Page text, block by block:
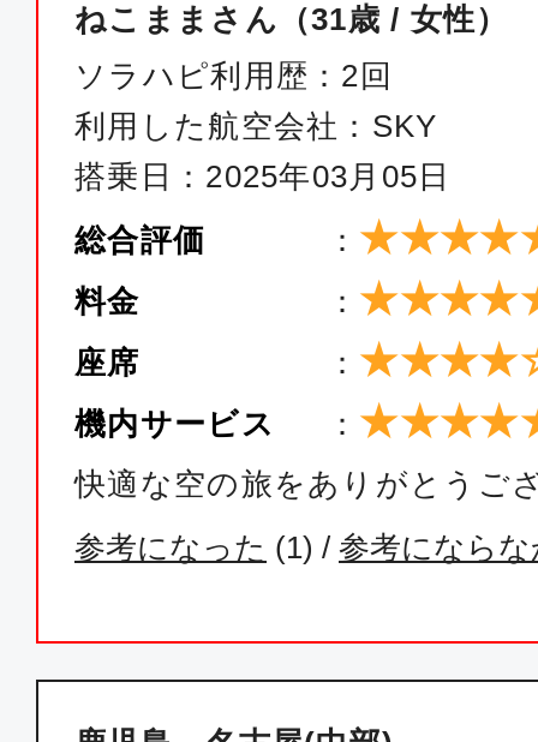
ねこままさん（31歳 / 女性）
ソラハピ利用歴：2回
利用した航空会社：SKY
搭乗日：2025年03月05日
総合評価
：
料金 ：
座席 ：
機内サービス ：
快適な空の旅をありがとうご
参考になった (1) / 参考になら